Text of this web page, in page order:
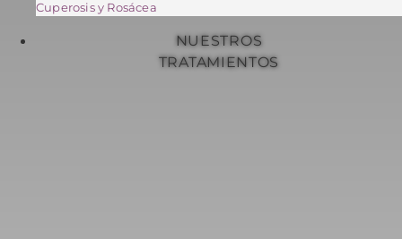
Cuperosis y Rosácea
NUESTROS
TRATAMIENTOS